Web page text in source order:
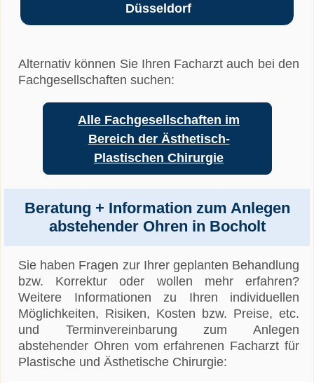
Düsseldorf
Alternativ können Sie Ihren Facharzt auch bei den
Fachgesellschaften suchen:
Alle Fachgesellschaften im
Bereich der Ästhetisch-
Plastischen Chirurgie
Beratung + Information zum Anlegen
abstehender Ohren in Bocholt
Sie haben Fragen zur Ihrer geplanten Behandlung
bzw. Korrektur oder wollen mehr erfahren?
Weitere Informationen zu Ihren individuellen
Möglichkeiten, Risiken, Kosten bzw. Preise, etc.
und Terminvereinbarung zum Anlegen
abstehender Ohren vom erfahrenen Facharzt für
Plastische und Ästhetische Chirurgie: